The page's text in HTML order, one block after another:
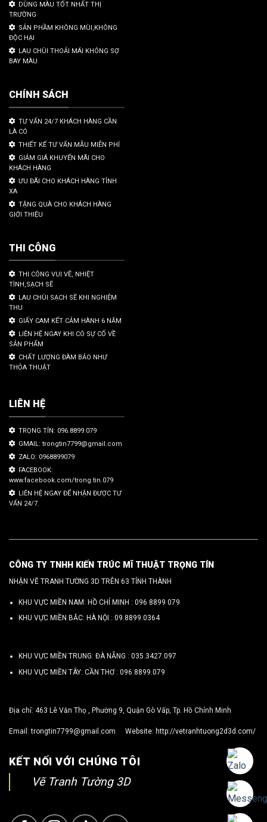
DÙNG MÀU TỐT NHẤT THỊ
TRƯỜNG
SẢN PHẦM KHÔNG MÙI,KHÔNG
ĐỘC HẠI
LAU CHÙI THOẢI MÁI KHÔNG SỢ
BAY MÀU
CHÍNH SÁCH
TƯ VẤN 24/7 KHÁCH HÀNG CẦN
LÀ CÓ
THIẾT KẾ TƯ VẤN MẪU MIỄN PHÍ
GIẢM GIÁ KHUYẾN MÃI CHO
KHÁCH HÀNG
ƯU ĐÃI CHO KHÁCH HÀNG TỈNH
XA
TẶNG QUÀ CHO KHÁCH HÀNG
GIỚI THIỆU
THI CÔNG
THI CÔNG VUI VẼ, NHIỆT
TÌNH,SẠCH SẼ
LAU CHÙI SẠCH SẼ KHI NGHIỆM
THU
GIẤY CAM KẾT CẢM HÀNH 6 NĂM
LIÊN HỆ NGAY KHI CÓ SỰ CỐ VỀ
SẢN PHẨM
CHẤT LƯỢNG ĐÀM BẢO NHƯ
THỎA THUẬT
LIÊN HỆ
TRỌNG TÍN: 096.8899.079
GMAIL: trongtin7799@gmail.com
ZALO: 0968899079
FACEBOOK:
www.facebook.com/trong.tin.079
LIÊN HỆ NGAY ĐỂ NHẬN ĐƯỢC TƯ
VẤN 24/7.
CÔNG TY TNHH KIẾN TRÚC MĨ THUẬT TRỌNG TÍN
NHẬN VẼ TRANH TƯỜNG 3D TRÊN 63 TỈNH THÀNH
KHU VỰC MIỀN NAM: HỒ CHÍ MINH : 096 8899 079
KHU VỰC MIỀN BẮC: HÀ NỘI : 09.8899.0364
KHU VỰC MIỀN TRUNG: ĐÀ NẴNG : 035.3427.097
KHU VỰC MIỀN TÂY: CẦN THƠ : 096.8899.079
Địa chỉ: 463 Lê Văn Thọ , Phường 9, Quận Gò Vấp, Tp. Hồ Chính Minh
Email:trongtin7799@gmail.com Website: http://vetranhtuong2d3d.com/
KẾT NỐI VỚI CHÚNG TÔI
Vẽ Tranh Tường 3D